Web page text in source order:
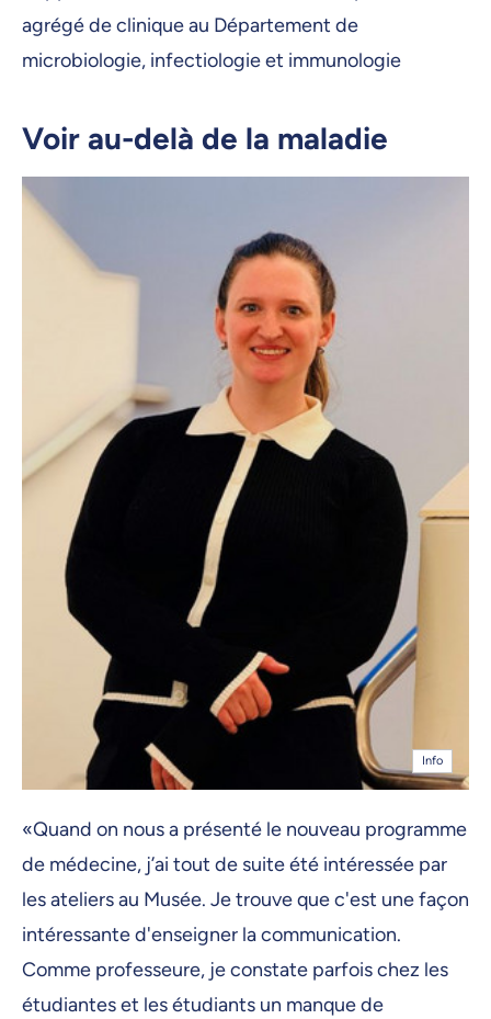
agrégé de clinique au Département de
microbiologie, infectiologie et immunologie
Voir au-delà de la maladie
Info
«Quand on nous a présenté le nouveau programme
de médecine, j’ai tout de suite été intéressée par
les ateliers au Musée. Je trouve que c'est une façon
intéressante d'enseigner la communication.
Comme professeure, je constate parfois chez les
étudiantes et les étudiants un manque de